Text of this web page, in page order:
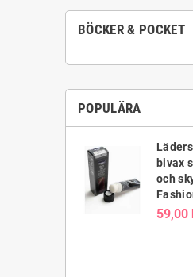
BÖCKER & POCKET
POPULÄRA
bivax
och
59,00